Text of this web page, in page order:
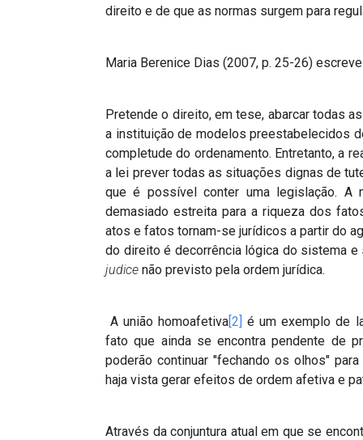
direito e de que as normas surgem para
Maria Berenice Dias (2007, p. 25-26)
Pretende o direito, em tese, abarcar todas
a instituição de modelos preestabelecidos
completude do ordenamento. Entretanto, a
a lei prever todas as situações dignas de
que é possível conter uma legislação. A
demasiado estreita para a riqueza dos
atos e fatos tornam-se jurídicos a partir do
do direito é decorrência lógica do sistema
judice não previsto pela ordem jurídica.
A união homoafetiva[2] é um exemplo de
fato que ainda se encontra pendente de
poderão continuar "fechando os olhos"
haja vista gerar efeitos de ordem afetiva e
Através da conjuntura atual em que se